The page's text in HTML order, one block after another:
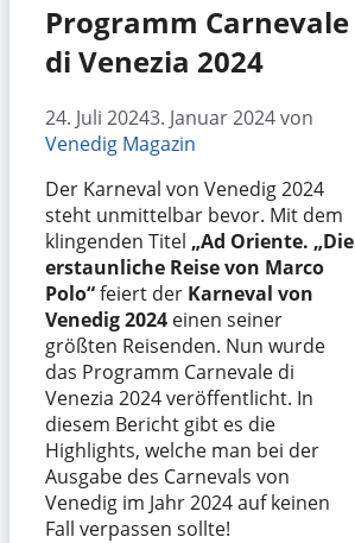
Programm Carnevale
di Venezia 2024
24. Juli 20243. Januar 2024von
Venedig Magazin
Der Karneval von Venedig 2024
steht unmittelbar bevor. Mit dem
klingenden Titel „Ad Oriente. „Die
erstaunliche Reise von Marco
Polo“feiert der Karneval von
Venedig 2024 einen seiner
größten Reisenden. Nun wurde
das Programm Carnevale di
Venezia 2024 veröffentlicht. In
diesem Bericht gibt es die
Highlights, welche man bei der
Ausgabe des Carnevals von
Venedig im Jahr 2024 auf keinen
Fall verpassen sollte!